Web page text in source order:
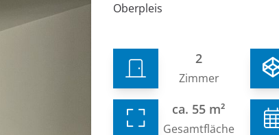
Oberpleis
2
Zimmer
ca. 55 m²
Gesamtfläche